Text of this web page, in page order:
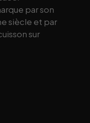
par son
siècle et par
sur